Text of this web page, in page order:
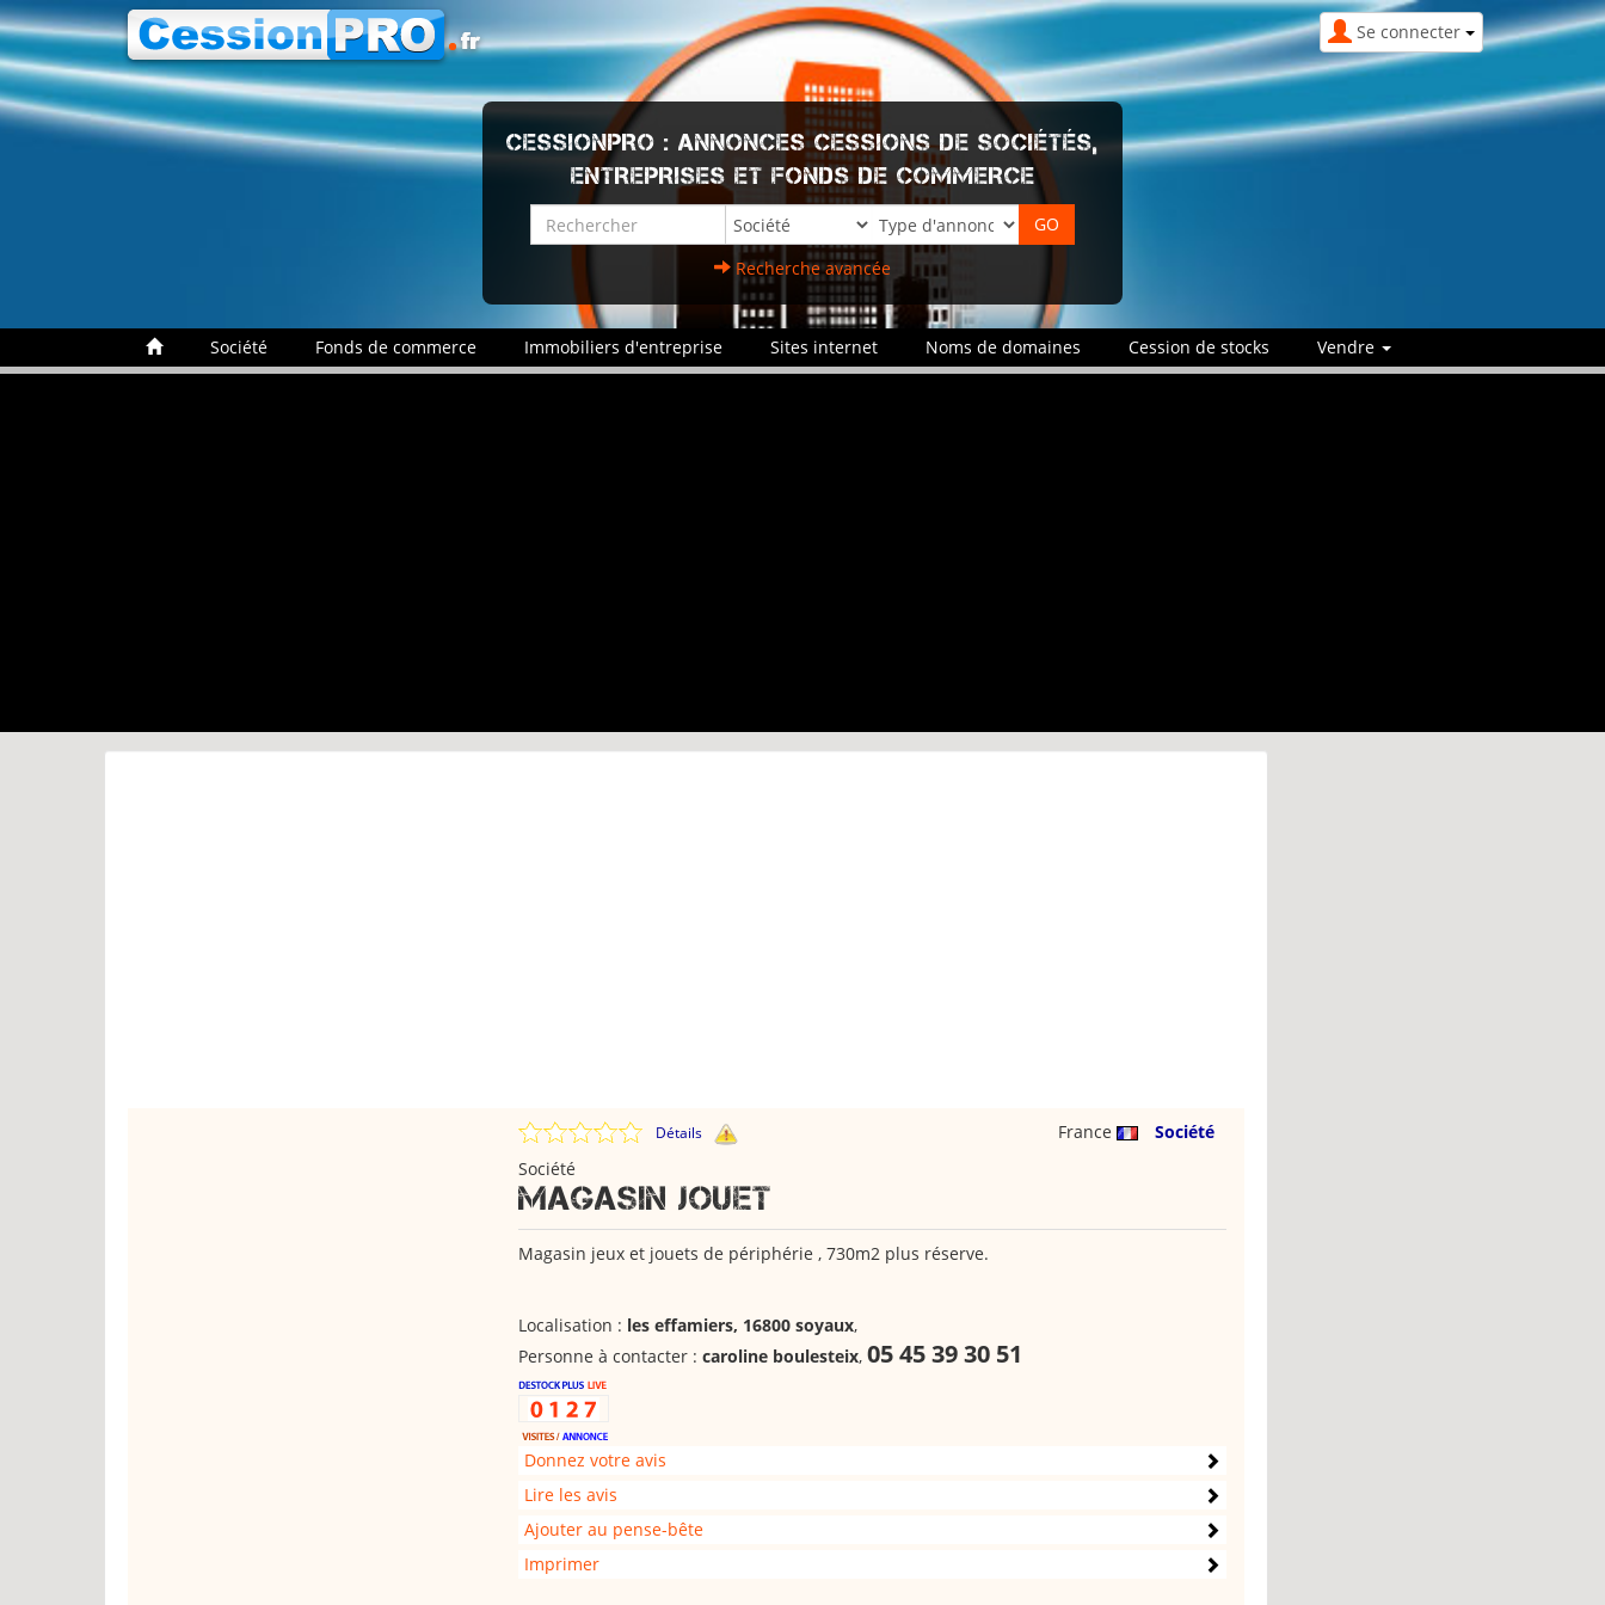
Se connecter
CESSIONPRO : ANNONCES CESSIONS DE SOCIÉTÉS,
ENTREPRISES ET FONDS DE COMMERCE
Recherche avancée
Société Fonds de commerce Immobiliers d'entreprise Sites internet Noms de domaines Cession de stocks Vendre
Détails France
Société
Société
MAGASIN JOUET
Magasin jeux et jouets de périphérie , 730m2 plus réserve.
Localisation : les effamiers, 16800 soyaux,
Personne à contacter : caroline boulesteix, 05 45 39 30 51
Donnez votre avis
Lire les avis
Ajouter au pense-bête
Imprimer